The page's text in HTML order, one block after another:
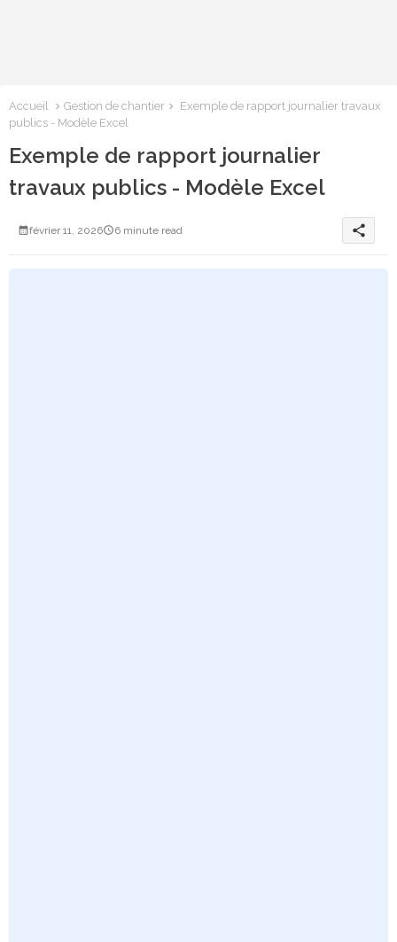
Accueil Gestion de chantier
Exemple de rapport journalier travaux
publics - Modèle Excel
Exemple de rapport journalier
travaux publics - Modèle Excel
février 11, 2026 6 minute read share